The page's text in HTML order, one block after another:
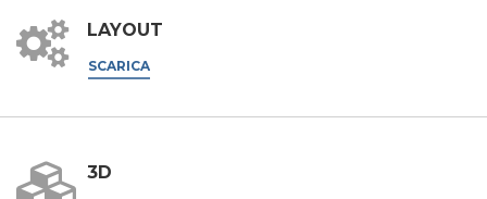
LAYOUT
SCARICA
3D